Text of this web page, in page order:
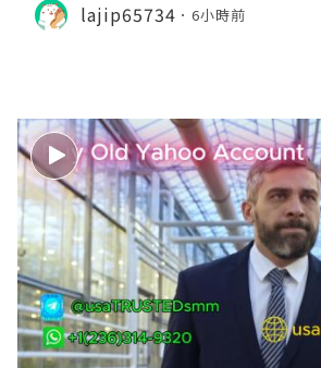
lajip65734 6小時前